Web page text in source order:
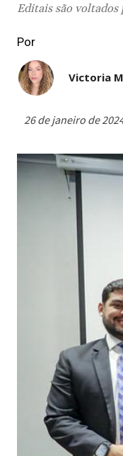
Editais são voltados
Por
Victoria
26 de janeiro de